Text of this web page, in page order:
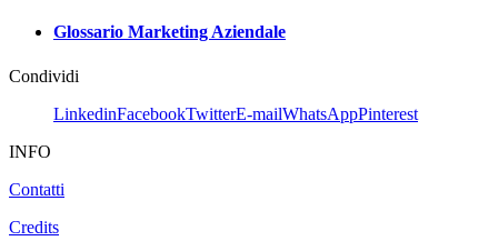
Glossario Marketing Aziendale
Condividi
LinkedinFacebookTwitterE-mailWhatsAppPinterest
INFO
Contatti
Credits